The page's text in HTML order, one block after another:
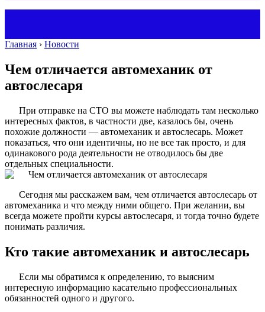
Главная › Новости
Чем отличается автомеханик от
автослесаря
При отправке на СТО вы можете наблюдать там несколько
интересных фактов, в частности две, казалось бы, очень
похожие должности — автомеханик и автослесарь. Может
показаться, что они идентичны, но не все так просто, и для
одинакового рода деятельности не отводилось бы две
отдельных специальности.
Сегодня мы расскажем вам, чем отличается автослесарь от
автомеханика и что между ними общего. При желании, вы
всегда можете пройти курсы автослесаря, и тогда точно будете
понимать различия.
Кто такие автомеханик и автослесарь
Если мы обратимся к определению, то выясним
интересную информацию касательно профессиональных
обязанностей одного и другого.